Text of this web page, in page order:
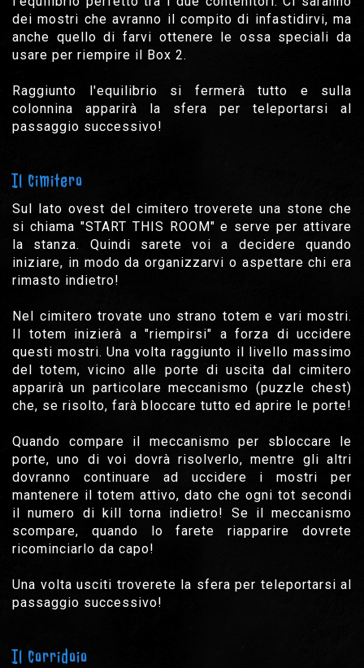
dei mostri che avranno il compito di infastidirvi, ma
anche quello di farvi ottenere le ossa speciali da
usare per riempire il Box 2.
Raggiunto l'equilibrio si fermerà tutto e sulla
colonnina apparirà la sfera per teleportarsi al
passaggio successivo!
Il cimitero
Sul lato ovest del cimitero troverete una stone che
si chiama "START THIS ROOM" e serve per attivare
la stanza. Quindi sarete voi a decidere quando
iniziare, in modo da organizzarvi o aspettare chi era
rimasto indietro!
Nel cimitero trovate uno strano totem e vari mostri.
Il totem inizierà a "riempirsi" a forza di uccidere
questi mostri. Una volta raggiunto il livello massimo
del totem, vicino alle porte di uscita dal cimitero
apparirà un particolare meccanismo (puzzle chest)
che, se risolto, farà bloccare tutto ed aprire le porte!
Quando compare il meccanismo per sbloccare le
porte, uno di voi dovrà risolverlo, mentre gli altri
dovranno continuare ad uccidere i mostri per
mantenere il totem attivo, dato che ogni tot secondi
il numero di kill torna indietro! Se il meccanismo
scompare, quando lo farete riapparire dovrete
ricominciarlo da capo!
Una volta usciti troverete la sfera per teleportarsi al
passaggio successivo!
Il corridoio